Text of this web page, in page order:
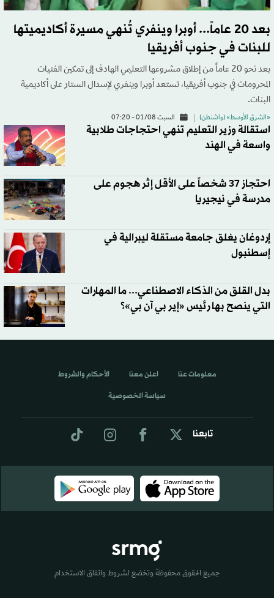
بعد 20 عاماً... أوبرا وينفري تُنهي مسيرة أكاديميتها
للبنات في جنوب أفريقيا
بعد نحو 20 عاماً من إطلاق مشروعها التعليمي الهادف إلى تمكين الفتيات
المحرومات في جنوب أفريقيا، تستعد أوبرا وينفري لإسدال الستار على أكاديمية
البنات.
«الشرق الأوسط» (واشنطن) السبت 01/08 - 07:20
استقالة وزير التعليم تنهي احتجاجات طلابية
واسعة في الهند
احتجاز 37 شخصاً على الأقل إثر هجوم على
مدرسة في نيجيريا
إردوغان يغلق جامعة مستقلة ليبرالية في
إسطنبول
بدل القلق من الذكاء الاصطناعي... ما المهارات
التي ينصح بها رئيس «إير بي آن بي»؟
تابعنا
معلومات عنا اعلن معنا الأحكام والشروط
سياسة الخصوصية
جميع الحقوق محفوظة وتخضع لشروط واتفاق الاستخدام